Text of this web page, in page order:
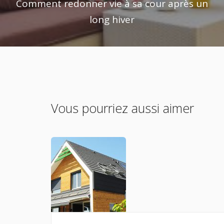
Comment redonner vie à sa cour après un
long hiver
Vous pourriez aussi aimer